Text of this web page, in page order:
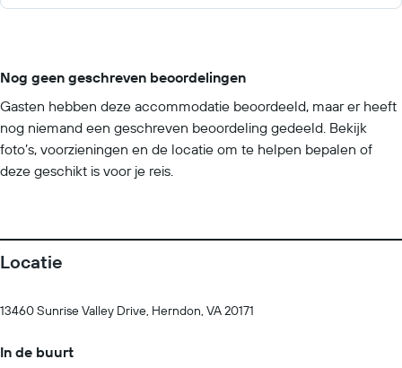
Nog geen geschreven beoordelingen
Gasten hebben deze accommodatie beoordeeld, maar er heeft
nog niemand een geschreven beoordeling gedeeld. Bekijk
foto’s, voorzieningen en de locatie om te helpen bepalen of
deze geschikt is voor je reis.
Locatie
13460 Sunrise Valley Drive, Herndon, VA 20171
In de buurt